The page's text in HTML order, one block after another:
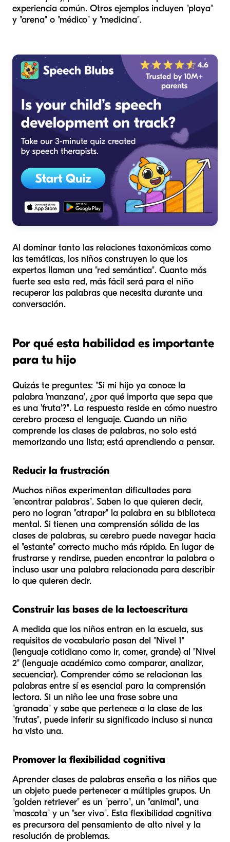
experiencia común. Otros ejemplos incluyen "playa"
y "arena" o "médico" y "medicina".
Al dominar tanto las relaciones taxonómicas como
las temáticas, los niños construyen lo que los
expertos llaman una "red semántica". Cuanto más
fuerte sea esta red, más fácil será para el niño
recuperar las palabras que necesita durante una
conversación.
Por qué esta habilidad es importante
para tu hijo
Quizás te preguntes: "Si mi hijo ya conoce la
palabra 'manzana', ¿por qué importa que sepa que
es una 'fruta'?". La respuesta reside en cómo nuestro
cerebro procesa el lenguaje. Cuando un niño
comprende las clases de palabras, no solo está
memorizando una lista; está aprendiendo a pensar.
Reducir la frustración
Muchos niños experimentan dificultades para
"encontrar palabras". Saben lo que quieren decir,
pero no logran "atrapar" la palabra en su biblioteca
mental. Si tienen una comprensión sólida de las
clases de palabras, su cerebro puede navegar hacia
el "estante" correcto mucho más rápido. En lugar de
frustrarse y rendirse, pueden encontrar la palabra o
incluso usar una palabra relacionada para describir
lo que quieren decir.
Construir las bases de la lectoescritura
A medida que los niños entran en la escuela, sus
requisitos de vocabulario pasan del "Nivel 1"
(lenguaje cotidiano como ir, comer, grande) al "Nivel
2" (lenguaje académico como comparar, analizar,
secuenciar). Comprender cómo se relacionan las
palabras entre sí es esencial para la comprensión
lectora. Si un niño lee una frase sobre una
"granada" y sabe que pertenece a la clase de las
"frutas", puede inferir su significado incluso si nunca
ha visto una.
Promover la flexibilidad cognitiva
Aprender clases de palabras enseña a los niños que
un objeto puede pertenecer a múltiples grupos. Un
"golden retriever" es un "perro", un "animal", una
"mascota" y un "ser vivo". Esta flexibilidad cognitiva
es precursora del pensamiento de alto nivel y la
resolución de problemas.